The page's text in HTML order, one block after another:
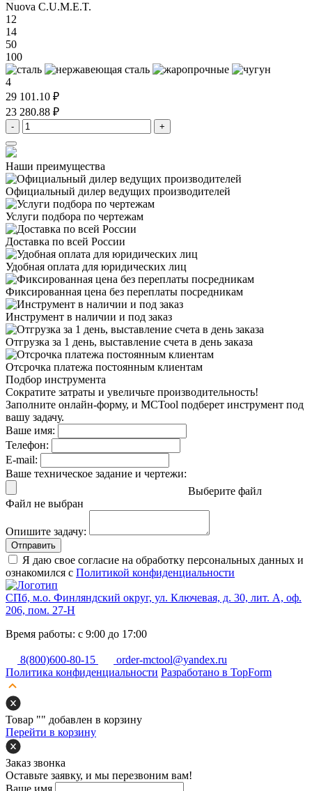
Nuova C.U.M.E.T.
12
14
50
100
4
29 101.10 ₽
23 280.88 ₽
- +
Наши преимущества
Официальный дилер ведущих производителей
Услуги подбора по чертежам
Доставка по всей России
Удобная оплата для юридических лиц
Фиксированная цена без переплаты посредникам
Инструмент в наличии и под заказ
Отгрузка за 1 день, выставление счета в день заказа
Отсрочка платежа постоянным клиентам
Подбор инструмента
Сократите затраты и увеличьте производительность!
Заполните онлайн-форму, и MCTool подберет инструмент под
вашу задачу.
Ваше имя:
Телефон:
E-mail:
Ваше техническое задание и чертежи:
Выберите файл
Файл не выбран
Опишите задачу:
Отправить
Я даю свое согласие на обработку персональных данных и
ознакомился с Политикой конфиденциальности
СПб, м.о. Финляндский округ, ул. Ключевая, д. 30, лит. А, оф.
206, пом. 27-Н
Время работы: с 9:00 до 17:00
8(800)600-80-15
order-mctool@yandex.ru
Политика конфиденциальности Разработано в TopForm
Товар "" добавлен в корзину
Перейти в корзину
Заказ звонка
Оставьте заявку, и мы перезвоним вам!